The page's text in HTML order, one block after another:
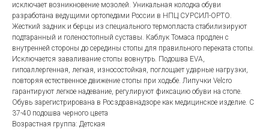
исключает возникновение мозолей. Уникальная колодка обуви
разработана ведущими ортопедами России в НПЦ СУРСИЛ-ОРТО.
Жесткий задник и берцы из специального термопласта стабилизируют
подтаранный и голеностопный суставы. Каблук Томаса продлен с
внутренней стороны до середины стопы для правильного переката стопы.
Исключается заваливание стопы вовнутрь. Подошва EVA,
гипоаллергенная, легкая, износостойкая, поглощает ударные нагрузки,
повторяя естественное движение стопы при ходьбе. Липучки Velcro
гарантируют легкое надевание, регулируют фиксацию обуви на стопе.
Обувь зарегистрирована в Росздравнадзоре как медицинское изделие. С
37-40 подошва черного цвета
Возрастная группа: Детская